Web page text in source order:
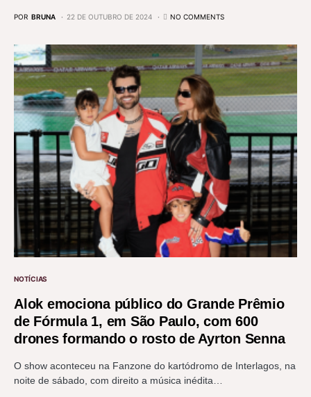
POR BRUNA 22 DE OUTUBRO DE 2024 NO COMMENTS
NOTÍCIAS
Alok emociona público do Grande Prêmio
de Fórmula 1, em São Paulo, com 600
drones formando o rosto de Ayrton Senna
O show aconteceu na Fanzone do kartódromo de Interlagos, na
noite de sábado, com direito a música inédita…